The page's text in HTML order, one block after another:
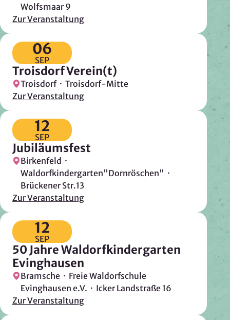
Wolfsmaar 9
Zur Veranstaltung
06
SEP
Troisdorf Verein(t)
Troisdorf · Troisdorf-Mitte
Zur Veranstaltung
12
SEP
Jubiläumsfest
Birkenfeld ·
Waldorfkindergarten"Dornröschen" ·
Brückener Str.13
Zur Veranstaltung
12
SEP
50 Jahre Waldorfkindergarten
Evinghausen
Bramsche · Freie Waldorfschule
Evinghausen e.V. · Icker Landstraße 16
Zur Veranstaltung
Zweck:
Videowiedergabe
Rechtsgrundlage: Art. 6 Abs. 1 lit. a DSGVO
Matomo (Webanalyse)
Anbieter:
Vereinigung der Waldorfkindergärten e. V.
Zweck:
Reichweitenmessung, technische Optimierung
Cookie Laufzeit:
180 Tage
Hosting: DomainFactory GmbH, Deutschland
Rechtsgrundlage: Art. 6 Abs. 1 lit. f DSGVO
IP-Anonymisierung: aktiviert
Mailjet
Anbieter:
Mailjet GmbH
Zweck:
Anmeldung und Versand von Newslettern